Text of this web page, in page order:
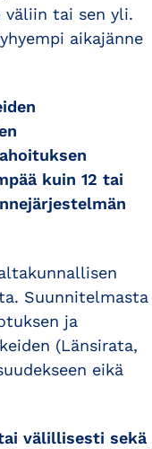
väliin tai sen yli.
aikajänne
kuin 12 tai
Suunnitelmasta
ja
(Länsirata,
eikä
välillisesti sekä